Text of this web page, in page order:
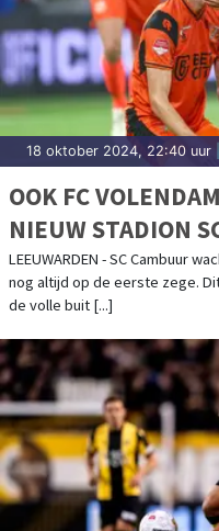
18 oktober 2024, 22:40 uur
OOK FC
NIEUW STADION
LEEUWARDEN - SC Cambuur
nog altijd op de eerste zege.
de volle buit [...]